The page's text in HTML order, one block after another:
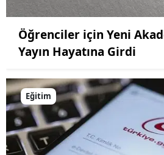
Öğrenciler için Yeni
Yayın Hayatına Girdi
Eğitim